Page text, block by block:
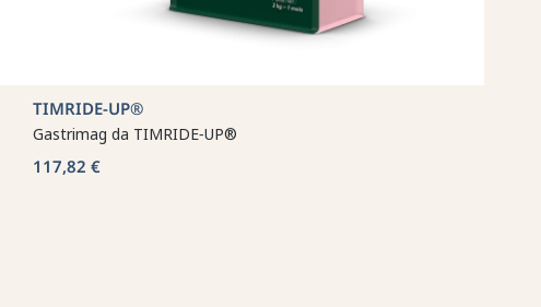
TIMRIDE‑UP®
Gastrimag da TIMRIDE‑UP®
117,82 €